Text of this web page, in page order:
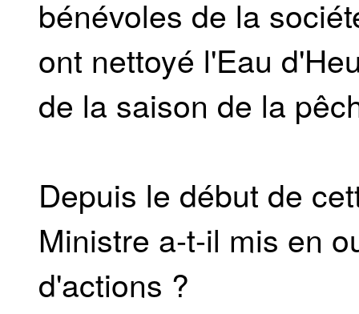
bénévoles de la
ont nettoyé l'Eau
de la saison de la
Depuis le début de
Ministre a-t-il mis en
d'actions ?